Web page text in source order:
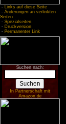
- Links auf diese Seite
- Änderungen an verlinkten
Seiten
- Spezialseiten
- Druckversion
- Permanenter Link
Suchen nach:
In Partnerschaft mit
Amazon.de